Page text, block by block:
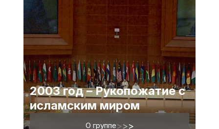
2003 год – Рукопожатие с
исламским миром
О группе>>>